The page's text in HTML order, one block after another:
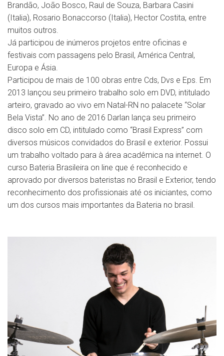
Brandão, João Bosco, Raul de Souza, Barbara Casini
(Italia), Rosario Bonaccorso (Italia), Hector Costita, entre
muitos outros.
Já participou de inúmeros projetos entre oficinas e
festivais com passagens pelo Brasil, América Central,
Europa e Ásia.
Participou de mais de 100 obras entre Cds, Dvs e Eps. Em
2013 lançou seu primeiro trabalho solo em DVD, intitulado
arteiro, gravado ao vivo em Natal-RN no palacete “Solar
Bela Vista”. No ano de 2016 Darlan lança seu primeiro
disco solo em CD, intitulado como “Brasil Express” com
diversos músicos convidados do Brasil e exterior. Possui
um trabalho voltado para à área acadêmica na internet. O
curso Bateria Brasileira on line que é reconhecido e
aprovado por diversos bateristas no Brasil e Exterior, tendo
reconhecimento dos profissionais até os iniciantes, como
um dos cursos mais importantes da Bateria no brasil.